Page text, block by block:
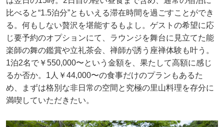
比べると“1.5泊分”ともいえる滞在時間を過ごすことができ
る。何もしない贅沢を堪能するもよし。ゲストの希望に応
じ要予約のオプションにて、ラウンジを舞台に見立てた能
楽師の舞の鑑賞や立礼茶会、禅師が誘う座禅体験も叶う。
1泊2名で￥550,000〜という金額を、果たして高額に感じ
るか否か。1人￥44,000〜の食事だけのプランもあるた
め、まずは格別な非日常の空間と究極の里山料理を存分に
満喫していただきたい。